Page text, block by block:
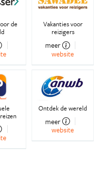
de
Vakanties voor
reizigers
meer
website
Ontdek de wereld
meer
website